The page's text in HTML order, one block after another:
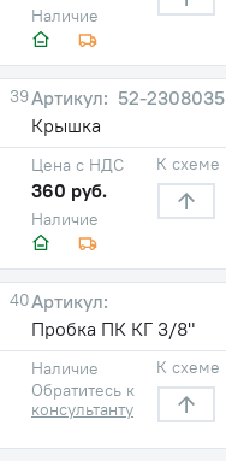
Наличие
39
52-2308035
Крышка
Наличие
Цена с НДС
360 руб.
К схеме
40
Пробка ПК КГ 3/8"
Наличие
Обратитесь к
консультанту
К схеме